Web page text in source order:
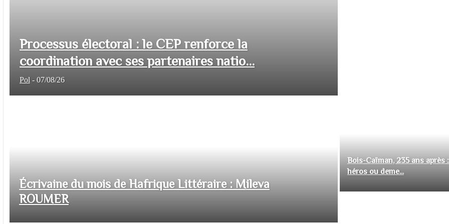
Processus électoral : le CEP renforce la
coordination avec ses partenaires natio...
Pol - 07/08/26
Écrivaine du mois de Hafrique Littéraire : Mileva
ROUMER
Bois-Caïman, 235 ans après
héros ou deme...